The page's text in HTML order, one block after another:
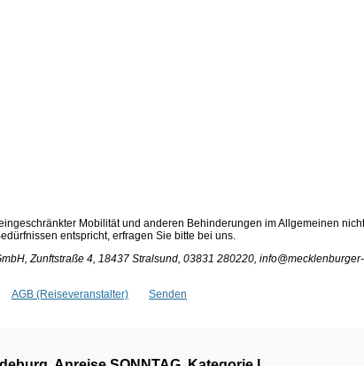
Mobilität und anderen Behinderungen im Allgemeinen nicht
entspricht, erfragen Sie bitte bei uns.
Zunftstraße 4, 18437 Stralsund, 03831 280220, info@mecklenburger-
AGB (Reiseveranstalter) Senden